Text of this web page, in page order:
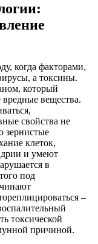
когда факторами,
а токсины.
который
вредные вещества.
свойства не
зернистые
клеток,
и умеют
в
под
–
токсической
причиной.